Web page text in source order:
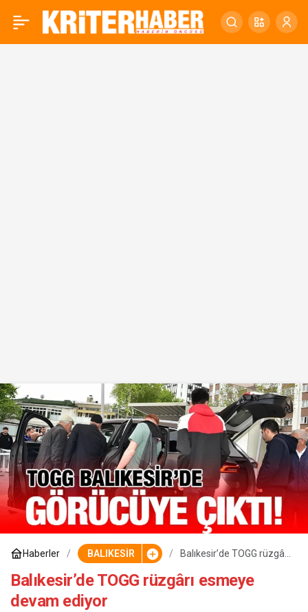
Haberler BALIKESİR
Balıkesir’de TOGG rüzgârı
Balıkesir’de TOGG rüzgârı esmeye
devam ediyor
Balıkesir’de TOGG rüzgârı 0